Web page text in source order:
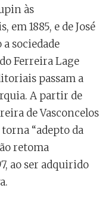
às
em 1885, e de José
sociedade
Ferreira Lage
passam a
A partir de
de Vasconcelos
“adepto da
retoma
ao ser adquirido